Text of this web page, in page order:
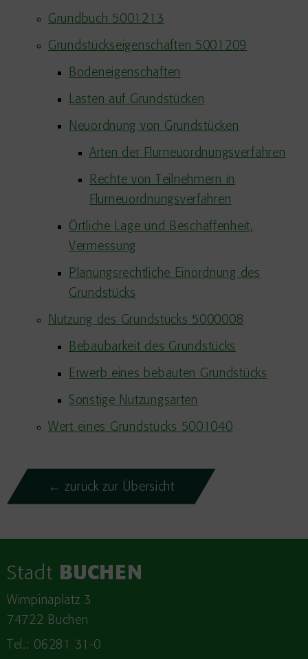
Grundbuch 5001213
Grundstückseigenschaften 5001209
Bodeneigenschaften
Lasten auf Grundstücken
Neuordnung von Grundstücken
Arten der Flurneuordnungsverfahren
Rechte von Teilnehmern in
Flurneuordnungsverfahren
Örtliche Lage und Beschaffenheit,
Vermessung
Planungsrechtliche Einordnung des
Grundstücks
Nutzung des Grundstücks 5000008
Bebaubarkeit des Grundstücks
Erwerb eines bebauten Grundstücks
Sonstige Nutzungsarten
Wert eines Grundstücks 5001040
← zurück zur Übersicht
Stadt BUCHEN
Wimpinaplatz 3
74722 Buchen
Tel.: 06281 31-0